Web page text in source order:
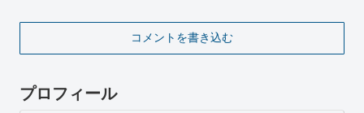
コメントを書き込む
プロフィール